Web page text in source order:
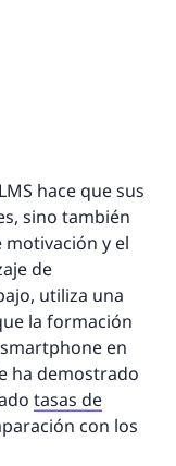
hace que sus
sino también
y el
de
utiliza una
la formación
en
ha demostrado
tasas de
con los